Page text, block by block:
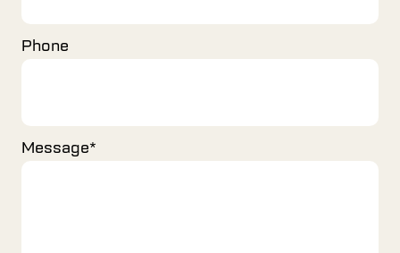
Phone
Message*